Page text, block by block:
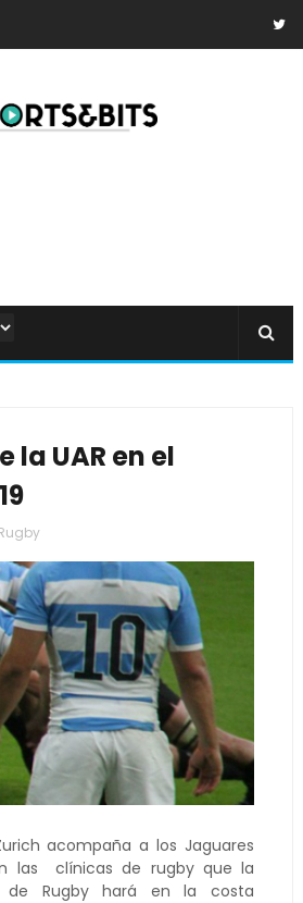
la UAR en el
acompaña a los Jaguares
las clínicas de rugby que la
de Rugby hará en la costa